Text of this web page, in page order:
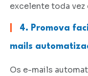
excelente toda vez
4. Promova
mails
Os e-mails